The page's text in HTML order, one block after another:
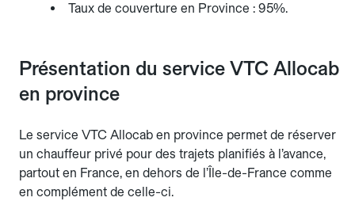
Taux de couverture en Province : 95%.
Présentation du service VTC Allocab
en province
Le service VTC Allocab en province permet de réserver
un chauffeur privé pour des trajets planifiés à l’avance,
partout en France, en dehors de l’Île-de-France comme
en complément de celle-ci.